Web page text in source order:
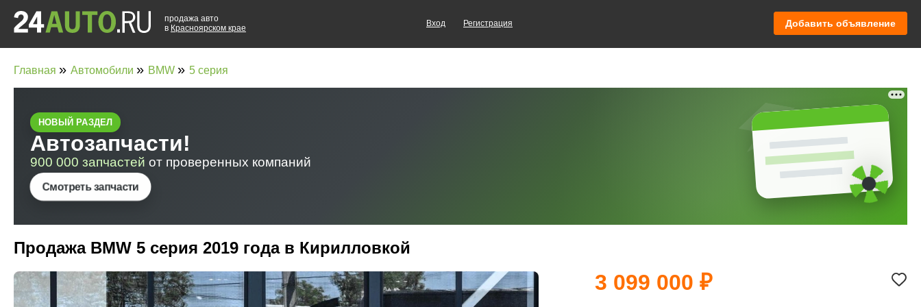
продажа авто
в Красноярском крае
Вход Регистрация Добавить объявление
Главная » Автомобили » BMW » 5 серия
Продажа BMW 5 серия 2019 года в Кирилловкой
3 099 000